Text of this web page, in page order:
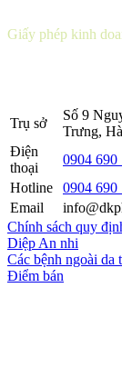
Giấy phép kinh
Trụ sở
Số 9
Trưng,
Điện
thoại
0904 690
Hotline
0904 690
Email
Chính sách quy
Diệp An nhi
Các bệnh ngoài da
Điểm bán